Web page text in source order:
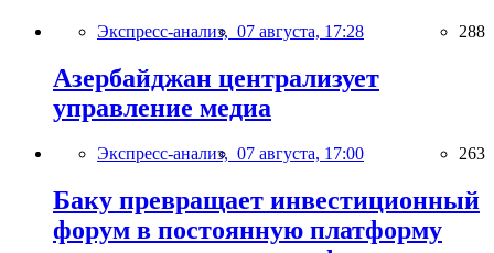
Экспресс-анализ, 07 августа, 17:28 288
Азербайджан централизует
управление медиа
Экспресс-анализ, 07 августа, 17:00 263
Баку превращает инвестиционный
форум в постоянную платформу